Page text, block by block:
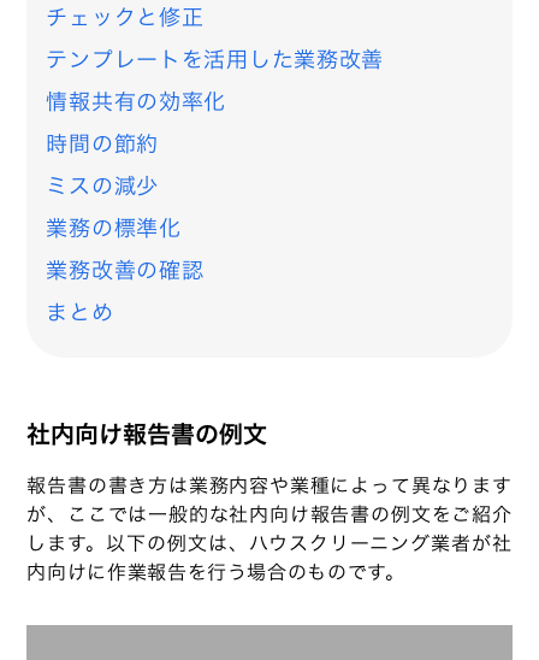
チェックと修正
テンプレートを活用した業務改善
情報共有の効率化
時間の節約
ミスの減少
業務の標準化
業務改善の確認
まとめ
社内向け報告書の例文
報告書の書き方は業務内容や業種によって異なります
が、ここでは一般的な社内向け報告書の例文をご紹介
します。以下の例文は、ハウスクリーニング業者が社
内向けに作業報告を行う場合のものです。